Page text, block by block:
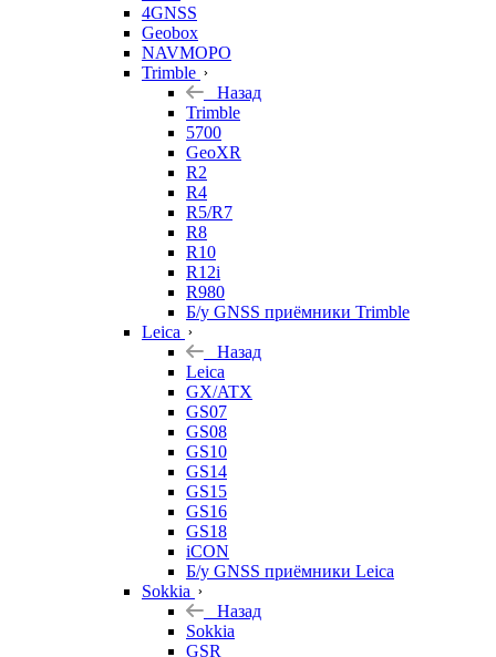
4GNSS
Geobox
NAVMOPO
Trimble
Назад
Trimble
5700
GeoXR
R2
R4
R5/R7
R8
R10
R12i
R980
Б/у GNSS приёмники Trimble
Leica
Назад
Leica
GX/ATX
GS07
GS08
GS10
GS14
GS15
GS16
GS18
iCON
Б/у GNSS приёмники Leica
Sokkia
Назад
Sokkia
GSR